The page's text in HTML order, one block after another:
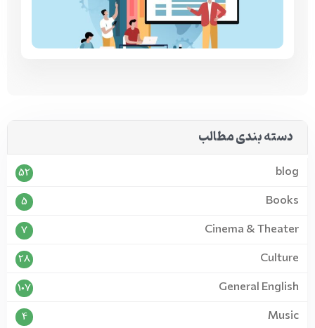
دسته بندی مطالب
blog
52
Books
5
Cinema & Theater
7
Culture
28
General English
107
Music
4